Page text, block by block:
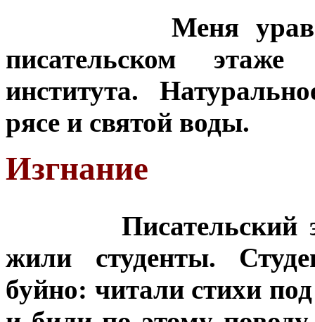
Меня
писательском этаже
института.
рясе и святой воды.
Изгнание
жили студенты.
буйно: читали стихи